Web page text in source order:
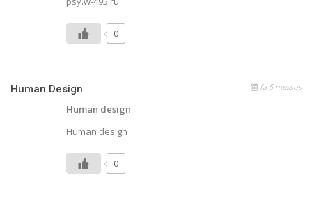
0
Human Design fa 5 messos
Human design
Human design
0